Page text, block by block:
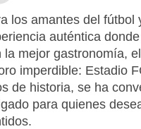
los amantes del fútbol
auténtica
la mejor gastronomía,
imperdible: Estadio
de historia, se ha
para quienes